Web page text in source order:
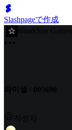
Slashpageで作成
BlankStar Games
파미셀 / 005690
작성자